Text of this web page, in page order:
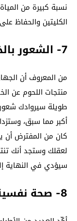
نسبة كبيرة من
الكليتين والحفاظ
7- الشعور بالخفة ونوم أفضل
من المعروف أن
منتجات اللحوم عن
طويلة سيروادك
أكبر مما سبق،
كان من المفترض
لعقلك وستجد أنك
سيؤدي في النهاية
8- صحة نفسية أفضل